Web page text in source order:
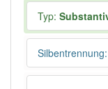
Typ:
Silbentrennung: